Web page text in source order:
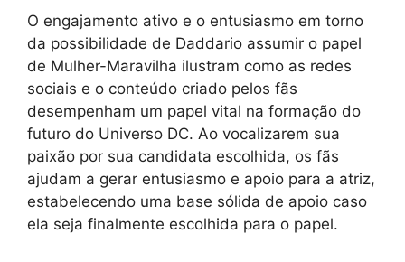
O engajamento ativo e o entusiasmo em torno
da possibilidade de Daddario assumir o papel
de Mulher-Maravilha ilustram como as redes
sociais e o conteúdo criado pelos fãs
desempenham um papel vital na formação do
futuro do Universo DC. Ao vocalizarem sua
paixão por sua candidata escolhida, os fãs
ajudam a gerar entusiasmo e apoio para a atriz,
estabelecendo uma base sólida de apoio caso
ela seja finalmente escolhida para o papel.